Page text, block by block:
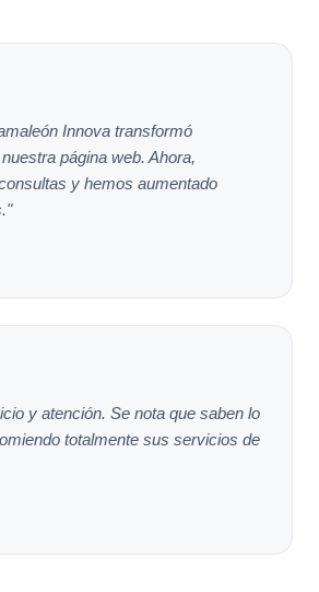
Innova transformó
página web. Ahora,
y hemos aumentado
y atención. Se nota que saben lo
totalmente sus servicios de